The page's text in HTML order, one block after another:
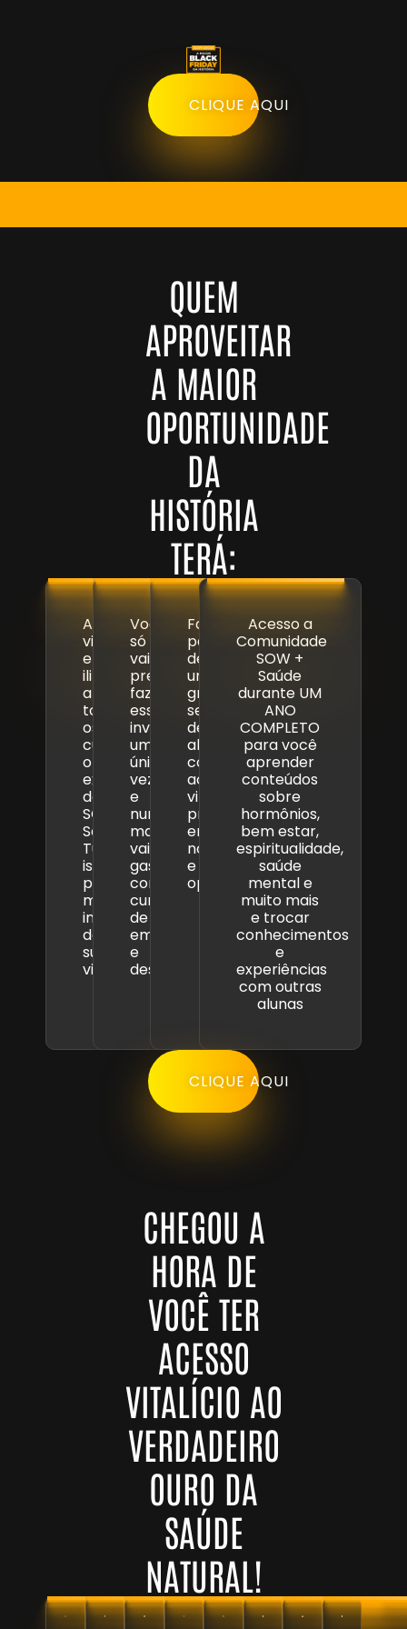
CLIQUE AQUI
QUEM
APROVEITAR
A MAIOR
OPORTUNIDADE
DA
HISTÓRIA
TERÁ:
Acesso
vitalício
e
ilimitado
a
todos
os
cursos
online
existentes
da
SOW
Saúde.
Tudo
isso
pelo
melhor
investimento
da
sua
vida!
Você
só
vai
precisar
fazer
esse
investimento
uma
única
vez
e
nunca
mais
vai
gastar
com
cursos
de
emagrecimento
e
desinflamação.
Fará
parte
de
um
grupo
seleto
de
alunas
com
acesso
vitalício,
prioridade
em
novidades
e
oportunidades.
Acesso a
Comunidade
SOW +
Saúde
durante UM
ANO
COMPLETO
para você
aprender
conteúdos
sobre
hormônios,
bem estar,
espiritualidade,
saúde
mental e
muito mais
e trocar
conhecimentos
e
experiências
com outras
alunas
CLIQUE AQUI
CHEGOU A
HORA DE
VOCÊ TER
ACESSO
VITALÍCIO AO
VERDADEIRO
OURO DA
SAÚDE
NATURAL!